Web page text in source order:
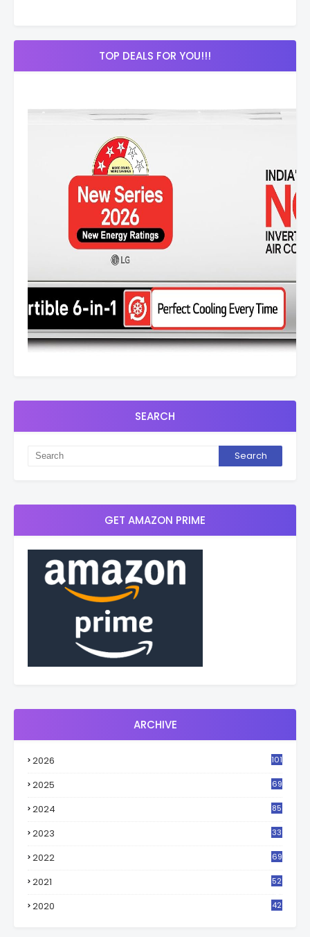
TOP DEALS FOR YOU!!!
SEARCH
GET AMAZON PRIME
ARCHIVE
2026 101
2025 69
2024 85
2023
33
2022 69
2021
52
2020
42